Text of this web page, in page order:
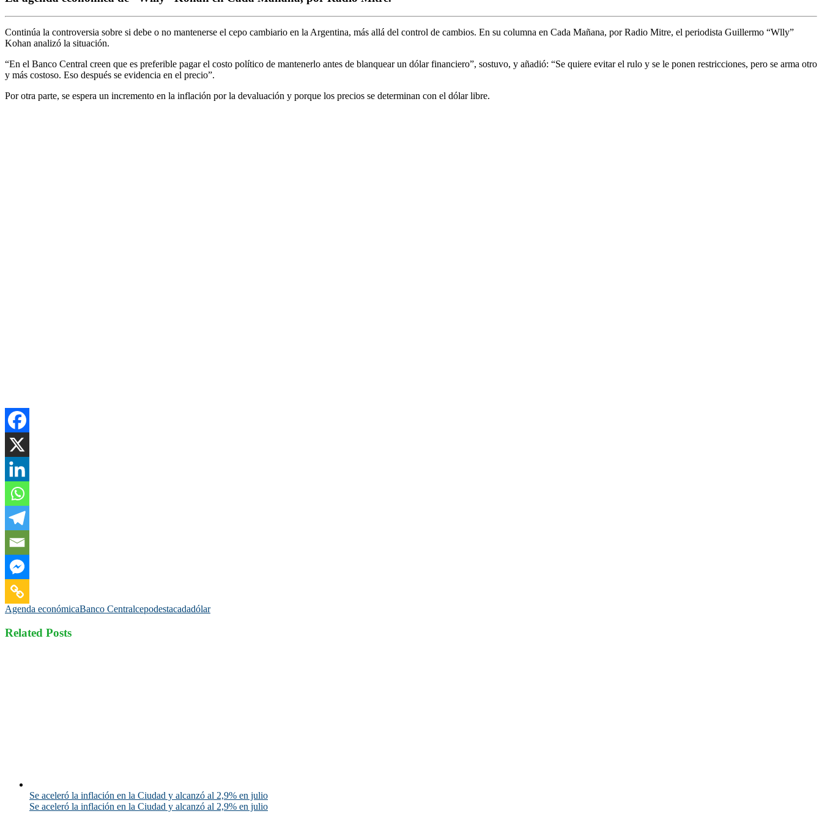
Continúa la controversia sobre si debe o no mantenerse el cepo cambiario en la Argentina, más allá del control de cambios. En su columna en Cada Mañana, por Radio Mitre, el periodista Guillermo “Wlly”
Kohan analizó la situación.
“En el Banco Central creen que es preferible pagar el costo político de mantenerlo antes de blanquear un dólar financiero”, sostuvo, y añadió: “Se quiere evitar el rulo y se le ponen restricciones, pero se arma otro
y más costoso. Eso después se evidencia en el precio”.
Por otra parte, se espera un incremento en la inflación por la devaluación y porque los precios se determinan con el dólar libre.
Agenda económicaBanco Centralcepodestacadadólar
Related Posts
Se aceleró la inflación en la Ciudad y alcanzó al 2,9% en julio
Se aceleró la inflación en la Ciudad y alcanzó al 2,9% en julio